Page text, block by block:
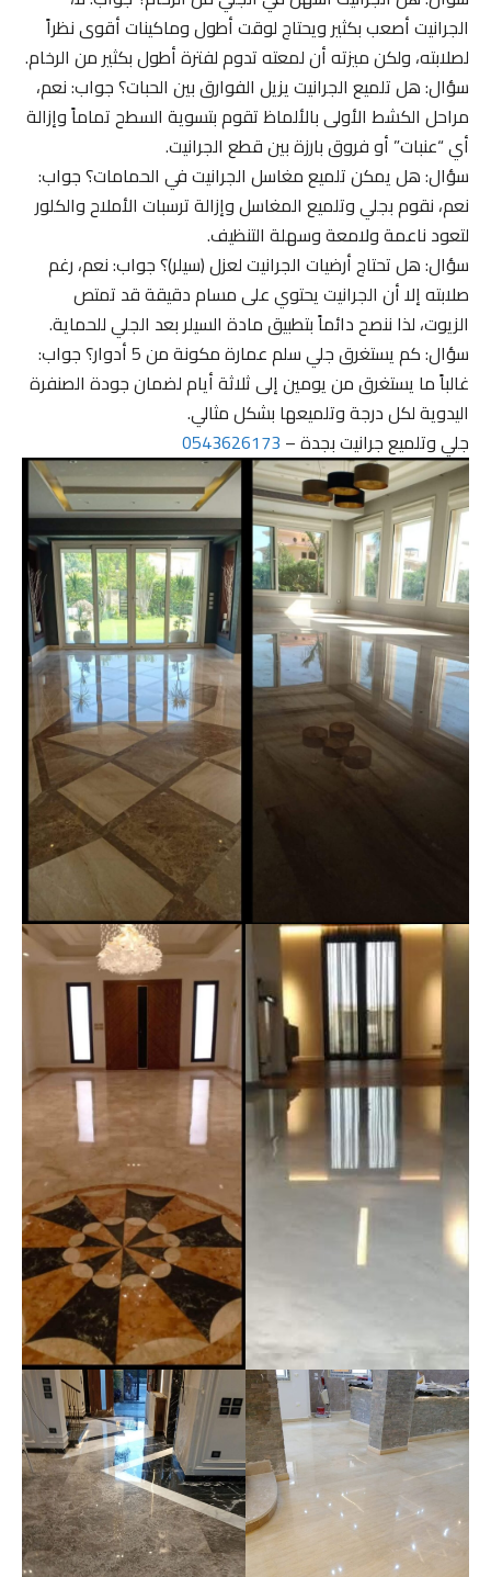
الجرانيت أصعب بكثير ويحتاج لوقت أطول وماكينات أقوى نظراً
لصلابته، ولكن ميزته أن لمعته تدوم لفترة أطول بكثير من الرخام.
سؤال: هل تلميع الجرانيت يزيل الفوارق بين الحبات؟ جواب: نعم،
مراحل الكشط الأولى بالألماظ تقوم بتسوية السطح تماماً وإزالة
أي “عنبات” أو فروق بارزة بين قطع الجرانيت.
سؤال: هل يمكن تلميع مغاسل الجرانيت في الحمامات؟ جواب:
نعم، نقوم بجلي وتلميع المغاسل وإزالة ترسبات الأملاح والكلور
لتعود ناعمة ولامعة وسهلة التنظيف.
سؤال: هل تحتاج أرضيات الجرانيت لعزل (سيلر)؟ جواب: نعم، رغم
صلابته إلا أن الجرانيت يحتوي على مسام دقيقة قد تمتص
الزيوت، لذا ننصح دائماً بتطبيق مادة السيلر بعد الجلي للحماية.
سؤال: كم يستغرق جلي سلم عمارة مكونة من 5 أدوار؟ جواب:
غالباً ما يستغرق من يومين إلى ثلاثة أيام لضمان جودة الصنفرة
اليدوية لكل درجة وتلميعها بشكل مثالي.
جلي وتلميع جرانيت بجدة –0543626173